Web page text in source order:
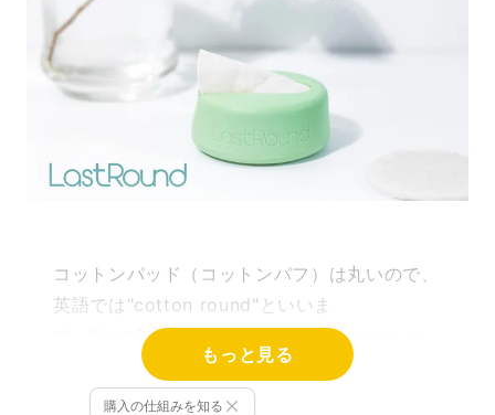
コットンパッド（コットンパフ）は丸いので、
英語では"cotton round"といいま
す。"LastRound"は「使い捨てcotton round
を買うのは、もう最後であってほしい」
思いから名付けられました。
もっと見る
購入の仕組みを知る